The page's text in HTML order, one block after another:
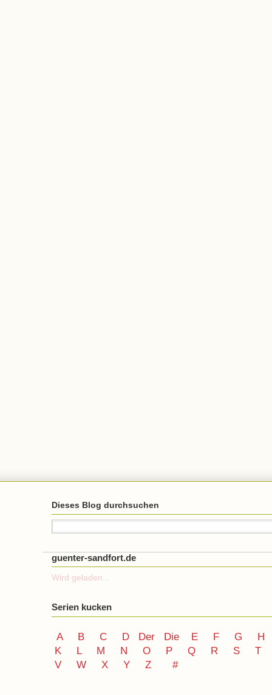
Dieses Blog durchsuchen
guenter-sandfort.de
Wird geladen...
Serien kucken
A B C D Der Die E F G
H
K
L M N O P Q R S
T
V
W X Y Z #